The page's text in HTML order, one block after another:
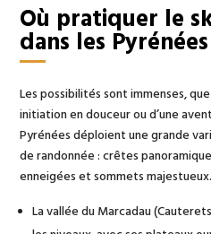
Où pratiquer le
dans les
Les possibilités sont immenses,
initiation en douceur ou d’une
Pyrénées déploient une grande
de randonnée : crêtes
enneigées et sommets majestueux.
La vallée du Marcadau